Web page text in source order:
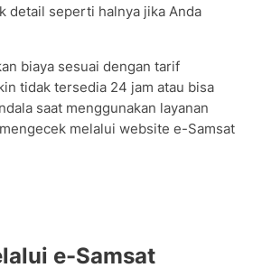
detail seperti halnya jika Anda
biaya sesuai dengan tarif
tidak tersedia 24 jam atau bisa
saat menggunakan layanan
melalui website e-Samsat
e-Samsat